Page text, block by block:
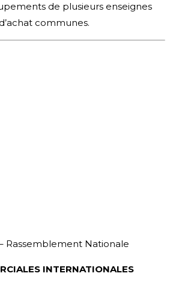
de plusieurs enseignes
communes.
Rassemblement Nationale
INTERNATIONALES